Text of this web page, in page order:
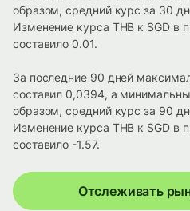
образом, средний курс за 30
Изменение курса THB к SGD в
составило 0.01.
За последние 90 дней
составил 0,0394, а
образом, средний курс за 90
Изменение курса THB к SGD в
составило -1.57.
Отслеживать